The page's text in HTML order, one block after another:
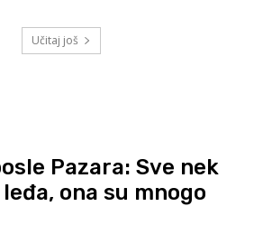
Učitaj još